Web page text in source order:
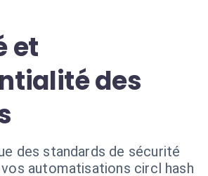
et
des
des standards de sécurité
automatisations circl hash